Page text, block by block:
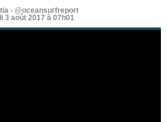
- @oceansurfreport
3 août 2017 à 07h01